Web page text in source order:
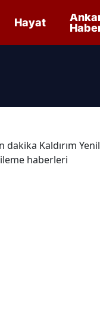
Hayat
Kaldırım
haberleri